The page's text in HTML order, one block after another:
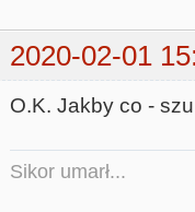
2020-02-01
O.K. Jakby co -
Sikor umarł...